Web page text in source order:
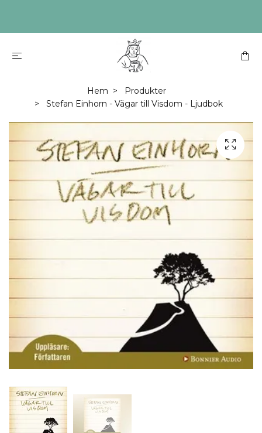
Hem
Produkter
Stefan Einhorn - Vägar till Visdom - Ljudbok